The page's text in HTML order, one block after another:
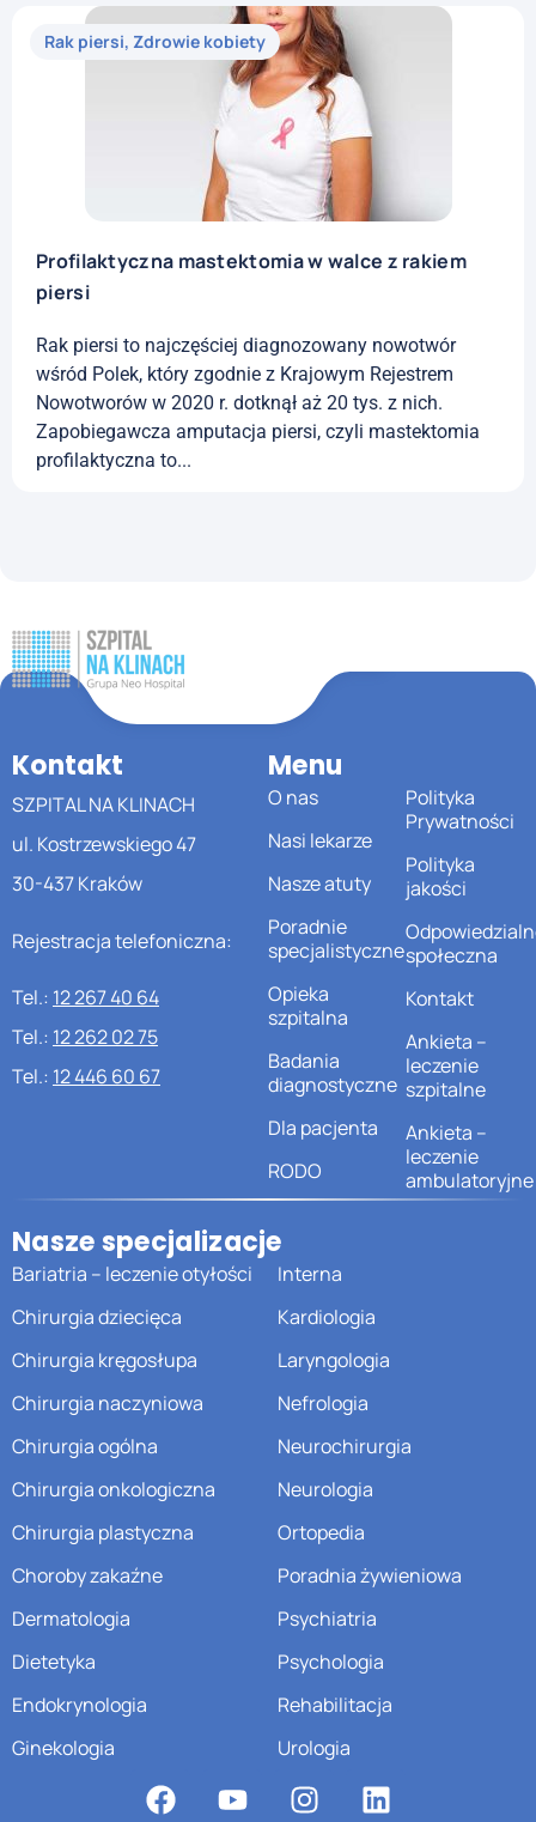
Rak piersi, Zdrowie kobiety
Profilaktyczna mastektomia w walce z rakiem
piersi
Rak piersi to najczęściej diagnozowany nowotwór
wśród Polek, który zgodnie z Krajowym Rejestrem
Nowotworów w 2020 r. dotknął aż 20 tys. z nich.
Zapobiegawcza amputacja piersi, czyli mastektomia
profilaktyczna to...
Kontakt
SZPITAL NA KLINACH
ul. Kostrzewskiego 47
30-437 Kraków
Rejestracja telefoniczna:
Tel.: 12 267 40 64
Tel.: 12 262 02 75
Tel.: 12 446 60 67
Menu
O nas
Nasi lekarze
Nasze atuty
Poradnie
specjalistyczne
Opieka
szpitalna
Badania
diagnostyczne
Dla pacjenta
RODO
Polityka
Prywatności
Polityka
jakości
społeczna
Kontakt
Ankieta –
leczenie
szpitalne
Ankieta –
leczenie
ambulatoryjne
Nasze specjalizacje
Bariatria – leczenie otyłości
Chirurgia dziecięca
Chirurgia kręgosłupa
Chirurgia naczyniowa
Chirurgia ogólna
Chirurgia onkologiczna
Chirurgia plastyczna
Choroby zakaźne
Dermatologia
Dietetyka
Endokrynologia
Ginekologia
Interna
Kardiologia
Laryngologia
Nefrologia
Neurochirurgia
Neurologia
Ortopedia
Poradnia żywieniowa
Psychiatria
Psychologia
Rehabilitacja
Urologia